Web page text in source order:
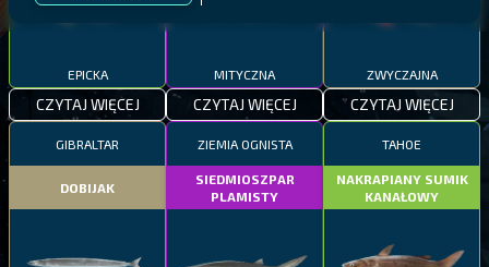
EPICKA
CZYTAJ WIĘCEJ
MITYCZNA
CZYTAJ WIĘCEJ
ZWYCZAJNA
CZYTAJ WIĘCEJ
GIBRALTAR
DOBIJAK
ZIEMIA OGNISTA
SIEDMIOSZPAR
PLAMISTY
TAHOE
NAKRAPIANY SUMIK
KANAŁOWY